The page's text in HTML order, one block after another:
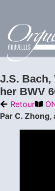
J.S. Bach,
her BWV
Retour
Par C. Zhong,